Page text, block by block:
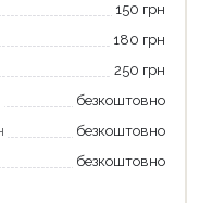
150 грн
180 грн
250 грн
безкоштовно
безкоштовно
безкоштовно